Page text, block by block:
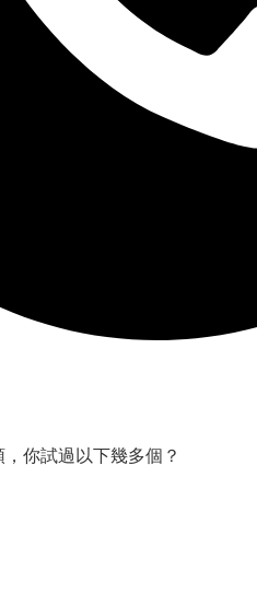
你試過以下幾多個？